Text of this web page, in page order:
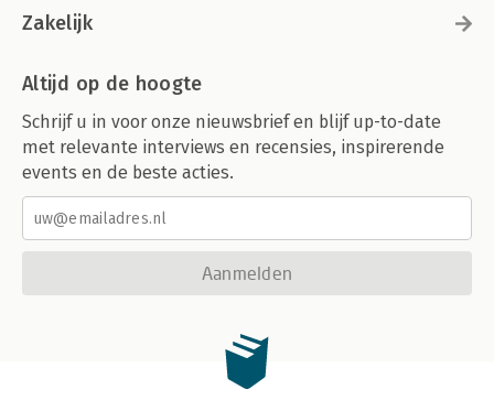
Zakelijk
Altijd op de hoogte
Schrijf u in voor onze nieuwsbrief en blijf up-to-date
met relevante interviews en recensies, inspirerende
events en de beste acties.
Aanmelden